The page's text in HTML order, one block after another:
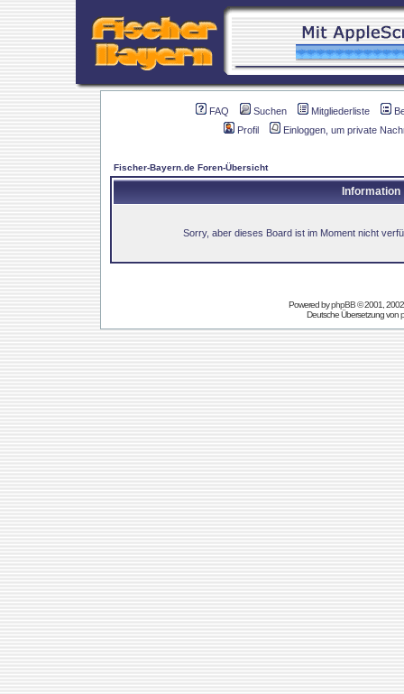
FAQ Suchen Mitgliederliste
Profil
Einloggen, um private
Fischer-Bayern.de Foren-Übersicht
Information
Sorry, aber dieses Board ist im Moment nicht
Powered byphpBB© 2001,
Deutsche Übersetzung von